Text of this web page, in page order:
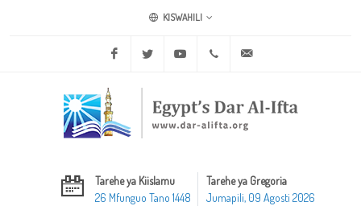
KISWAHILI
Facebook Twitter Youtube +20 2 25970400
Tarehe ya Kiislamu
26 Mfunguo Tano 1448
Tarehe ya Gregoria
Jumapili, 09 Agosti 2026